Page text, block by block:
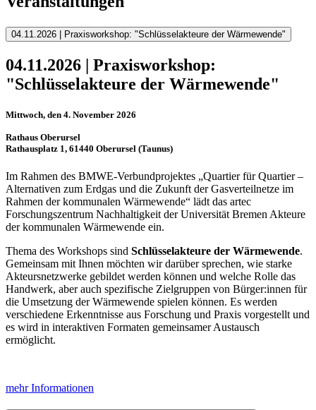
04.11.2026 | Praxisworkshop: "Schlüsselakteure der Wärmewende"
04.11.2026 | Praxisworkshop:
"Schlüsselakteure der Wärmewende"
Mittwoch, den 4. November 2026
Rathaus Oberursel
Rathausplatz 1, 61440 Oberursel (Taunus)
Im Rahmen des BMWE-Verbundprojektes „Quartier für Quartier –
Alternativen zum Erdgas und die Zukunft der Gasverteilnetze im
Rahmen der kommunalen Wärmewende“ lädt das artec
Forschungszentrum Nachhaltigkeit der Universität Bremen Akteure
der kommunalen Wärmewende ein.
Thema des Workshops sind Schlüsselakteure der Wärmewende.
Gemeinsam mit Ihnen möchten wir darüber sprechen, wie starke
Akteursnetzwerke gebildet werden können und welche Rolle das
Handwerk, aber auch spezifische Zielgruppen von Bürger:innen für
die Umsetzung der Wärmewende spielen können. Es werden
verschiedene Erkenntnisse aus Forschung und Praxis vorgestellt und
es wird in interaktiven Formaten gemeinsamer Austausch
ermöglicht.
mehr Informationen